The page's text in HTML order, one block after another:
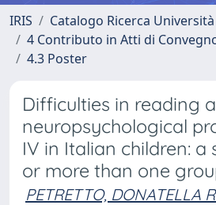
IRIS
Catalogo Ricerca
4 Contributo in Atti di
4.3 Poster
Difficulties in reading
neuropsychological
IV in Italian children: a
or more than one
PETRETTO, DONATELLA